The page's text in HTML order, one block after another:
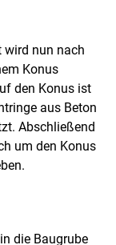
wird nun nach
Konus
den Konus ist
aus Beton
Abschließend
um den Konus
die Baugrube